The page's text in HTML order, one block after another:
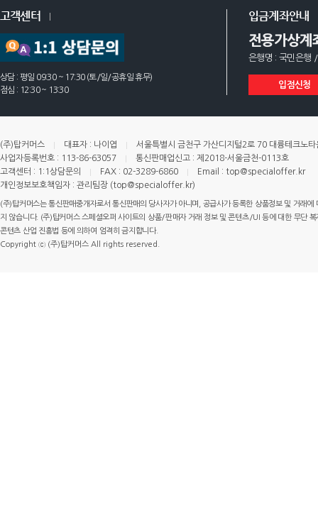
고객센터
상담 : 평일 09:30 ~ 17:30 (토/일/공휴일 휴무)
점심 : 12:30 ~ 13:30
입금계좌안내
전용가상계
은행명 : 국민은행
입점신청
(주)탑커머스 대표자 : 나이엽
서울특별시 금천구 가산디지털2로 70 대륭테크노
사업자등록번호 : 113-86-63057
통신판매업신고 : 제2018-서울금천-0113호
고객센터 : 1:1상담문의
FAX : 02-3289-6860
Email : top@specialoffer.kr
개인정보보호책임자 : 관리팀장 (top@specialoffer.kr)
(주)탑커머스는 통신판매중개자로서 통신판매의 당사자가 아니며, 공급사가 등록한 상품정보 및 거래
지 않습니다. (주)탑커머스 스페셜오퍼 사이트의 상품/판매자 거래 정보 및 콘텐츠/UI 등에 대한 무단
콘텐츠 산업 진흥법 등에 의하여 엄격히 금지합니다.
Copyright ⓒ (주)탑커머스 All rights reserved.